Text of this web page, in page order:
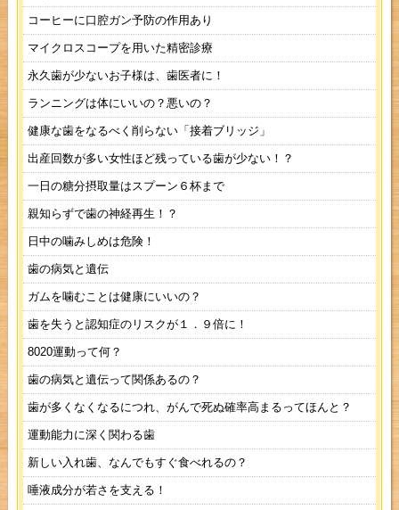
コーヒーに口腔ガン予防の作用あり
マイクロスコープを用いた精密診療
永久歯が少ないお子様は、歯医者に！
ランニングは体にいいの？悪いの？
健康な歯をなるべく削らない「接着ブリッジ」
出産回数が多い女性ほど残っている歯が少ない！？
一日の糖分摂取量はスプーン６杯まで
親知らずで歯の神経再生！？
日中の噛みしめは危険！
歯の病気と遺伝
ガムを噛むことは健康にいいの？
歯を失うと認知症のリスクが１．９倍に！
8020運動って何？
歯の病気と遺伝って関係あるの？
歯が多くなくなるにつれ、がんで死ぬ確率高まるってほんと？
運動能力に深く関わる歯
新しい入れ歯、なんでもすぐ食べれるの？
唾液成分が若さを支える！